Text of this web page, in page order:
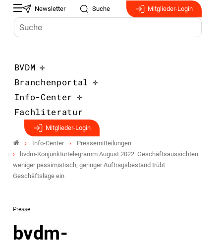
Newsletter Suche Mitglieder-Login
BVDM
Branchenportal
Info-Center
Fachliteratur
Mitglieder-Login
Info-Center
Pressemitteilungen
bvdm-Konjunkturtelegramm August 2022: Geschäftsaussichten
weniger pessimistisch; geringer Auftragsbestand trübt
Geschäftslage ein
Presse
bvdm-